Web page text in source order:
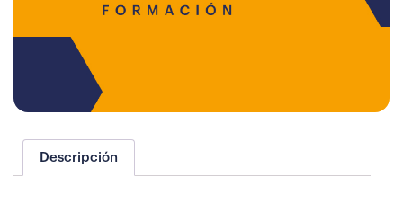
Descripción